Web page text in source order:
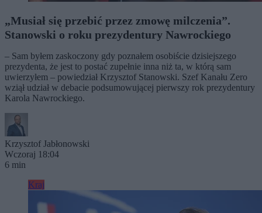
„Musiał się przebić przez zmowę milczenia”.
Stanowski o roku prezydentury Nawrockiego
– Sam byłem zaskoczony gdy poznałem osobiście dzisiejszego
prezydenta, że jest to postać zupełnie inna niż ta, w którą sam
uwierzyłem – powiedział Krzysztof Stanowski. Szef Kanału Zero
wziął udział w debacie podsumowującej pierwszy rok prezydentury
Karola Nawrockiego.
Krzysztof Jabłonowski
Wczoraj 18:04
6 min
Kraj